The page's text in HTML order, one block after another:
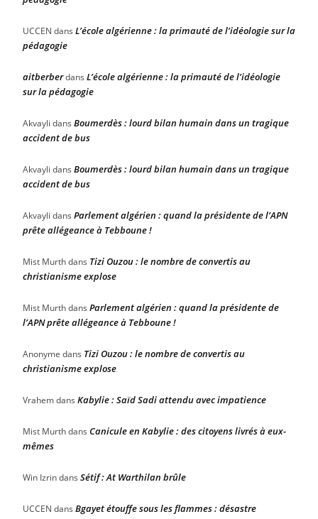
UCCEN dans L’école algérienne : la primauté de l’idéologie sur la
pédagogie
aitberberdans L’école algérienne : la primauté de l’idéologie
sur la pédagogie
Akvayli dans Boumerdès : lourd bilan humain dans un tragique
accident de bus
Akvayli dans Boumerdès : lourd bilan humain dans un tragique
accident de bus
Akvayli dans Parlement algérien : quand la présidente de l’APN
prête allégeance à Tebboune !
Mist Murthdans Tizi Ouzou : le nombre de convertis au
christianisme explose
Mist Murthdans Parlement algérien : quand la présidente de
l’APN prête allégeance à Tebboune !
Anonyme dans Tizi Ouzou : le nombre de convertis au
christianisme explose
Vrahemdans Kabylie : Saïd Sadi attendu avec impatience
Mist Murthdans Canicule en Kabylie : des citoyens livrés à eux-
mêmes
Win Izrindans Sétif : At Warthilan brûle
UCCEN dans Bgayet étouffe sous les flammes : désastre